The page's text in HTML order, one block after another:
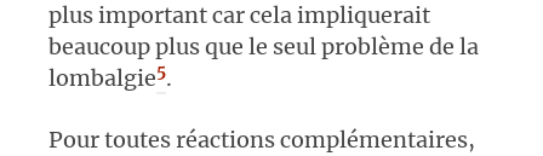
plus important car cela impliquerait
beaucoup plus que le seul problème de la
lombalgie5.
Pour toutes réactions complémentaires,